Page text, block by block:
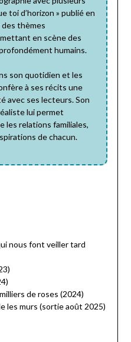
toi d’horizon » publié en
des thèmes
en scène des
humains.
son quotidien et les
à ses récits une
avec ses lecteurs. Son
lui permet
les relations familiales,
de chacun.
nous font veiller tard
de roses (2024)
les murs (sortie août 2025)